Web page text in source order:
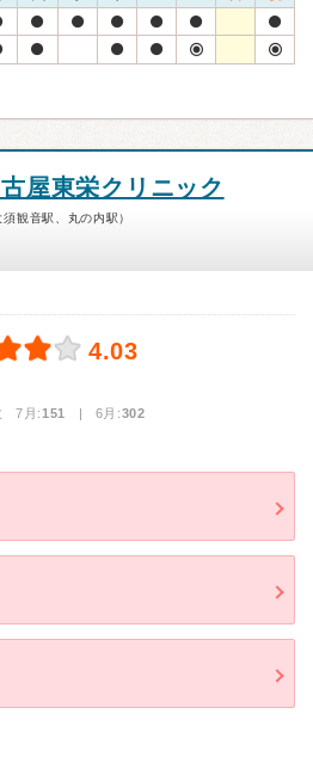
屋東栄クリニック
観音駅、丸の内駅）
4.03
7月:151 | 6月:302